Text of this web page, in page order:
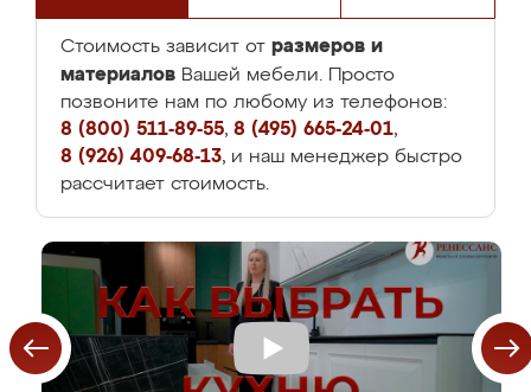
Стоимость зависит от размеров и
материалов Вашей мебели. Просто
позвоните нам по любому из телефонов:
8 (800) 511-89-55, 8 (495) 665-24-01,
8 (926) 409-68-13, и наш менеджер быстро
рассчитает стоимость.